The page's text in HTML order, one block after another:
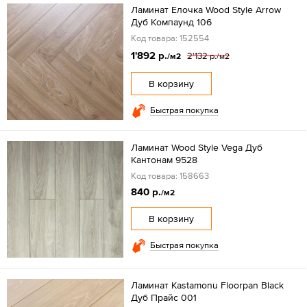
Ламинат Елочка Wood Style Arrow
Дуб Компаунд 106
Код товара: 152554
1'892 р./м2 2'132 р./м2
В корзину
Быстрая покупка
Ламинат Wood Style Vega Дуб
Кантонам 9528
Код товара: 158663
840 р./м2
В корзину
Быстрая покупка
Ламинат Kastamonu Floorpan Black
Дуб Прайс 001